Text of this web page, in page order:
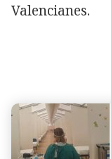
Valencianes.